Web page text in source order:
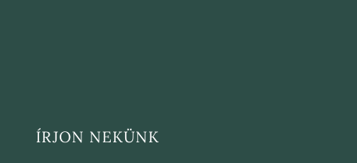
ÍRJON NEKÜNK